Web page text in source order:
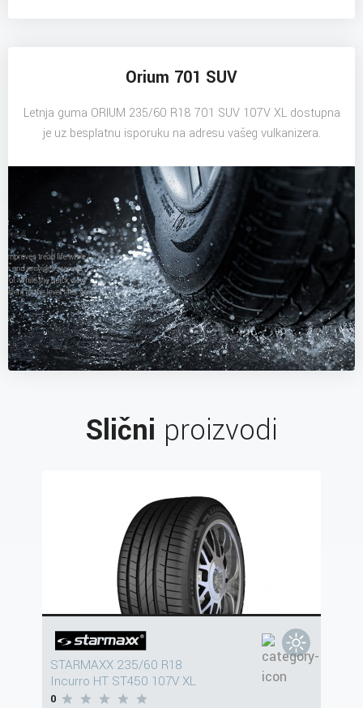
Orium 701 SUV
Letnja guma ORIUM 235/60 R18 701 SUV 107V XL dostupna
je uz besplatnu isporuku na adresu vašeg vulkanizera.
Slični proizvodi
STARMAXX 235/60 R18
Incurro HT ST450 107V XL
0